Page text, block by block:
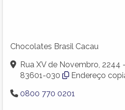
Chocolates Brasil Cacau
Rua XV de Novembro, 2244
83601-030
Endereço
0800 770 0201